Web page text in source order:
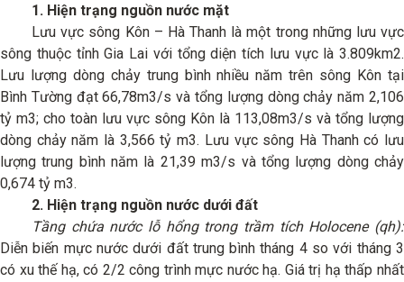
1. Hiện trạng nguồn nước mặt
Lưu vực sông Kôn – Hà Thanh là một trong những lưu vực
sông thuộc tỉnh Gia Lai với tổng diện tích lưu vực là 3.809km2.
Lưu lượng dòng chảy trung bình nhiều năm trên sông Kôn tại
Bình Tường đạt 66,78m3/s và tổng lượng dòng chảy năm 2,106
tỷ m3; cho toàn lưu vực sông Kôn là 113,08m3/s và tổng lượng
dòng chảy năm là 3,566 tỷ m3. Lưu vực sông Hà Thanh có lưu
lượng trung bình năm là 21,39 m3/s và tổng lượng dòng chảy
0,674 tỷ m3.
2. Hiện trạng nguồn nước dưới đất
Tầng chứa nước lỗ hổng trong trầm tích Holocene (qh):
Diễn biến mực nước dưới đất trung bình tháng 4 so với tháng 3
có xu thế hạ, có 2/2 công trình mực nước hạ. Giá trị hạ thấp nhất